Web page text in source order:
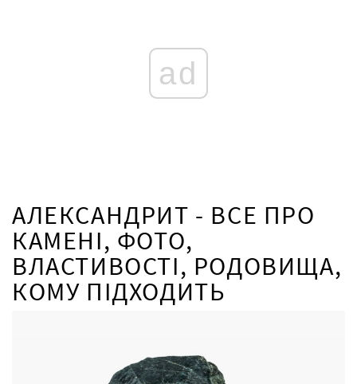
ad
АЛЕКСАНДРИТ - ВСЕ ПРО
КАМЕНІ, ФОТО,
ВЛАСТИВОСТІ, РОДОВИЩА,
КОМУ ПІДХОДИТЬ